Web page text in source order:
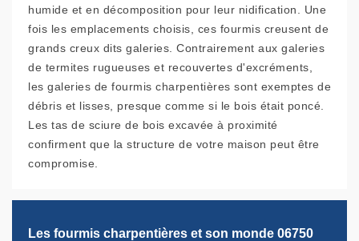
humide et en décomposition pour leur nidification. Une
fois les emplacements choisis, ces fourmis creusent de
grands creux dits galeries. Contrairement aux galeries
de termites rugueuses et recouvertes d'excréments,
les galeries de fourmis charpentières sont exemptes de
débris et lisses, presque comme si le bois était poncé.
Les tas de sciure de bois excavée à proximité
confirment que la structure de votre maison peut être
compromise.
Les fourmis charpentières et son monde 06750